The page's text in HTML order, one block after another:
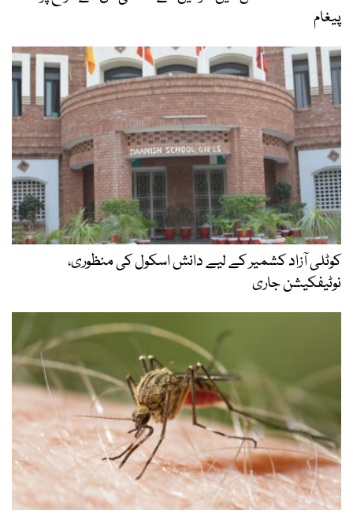
پیغام
کوٹلی آزاد کشمیر کے لیے دانش اسکول کی منظوری،
نوٹیفکیشن جاری